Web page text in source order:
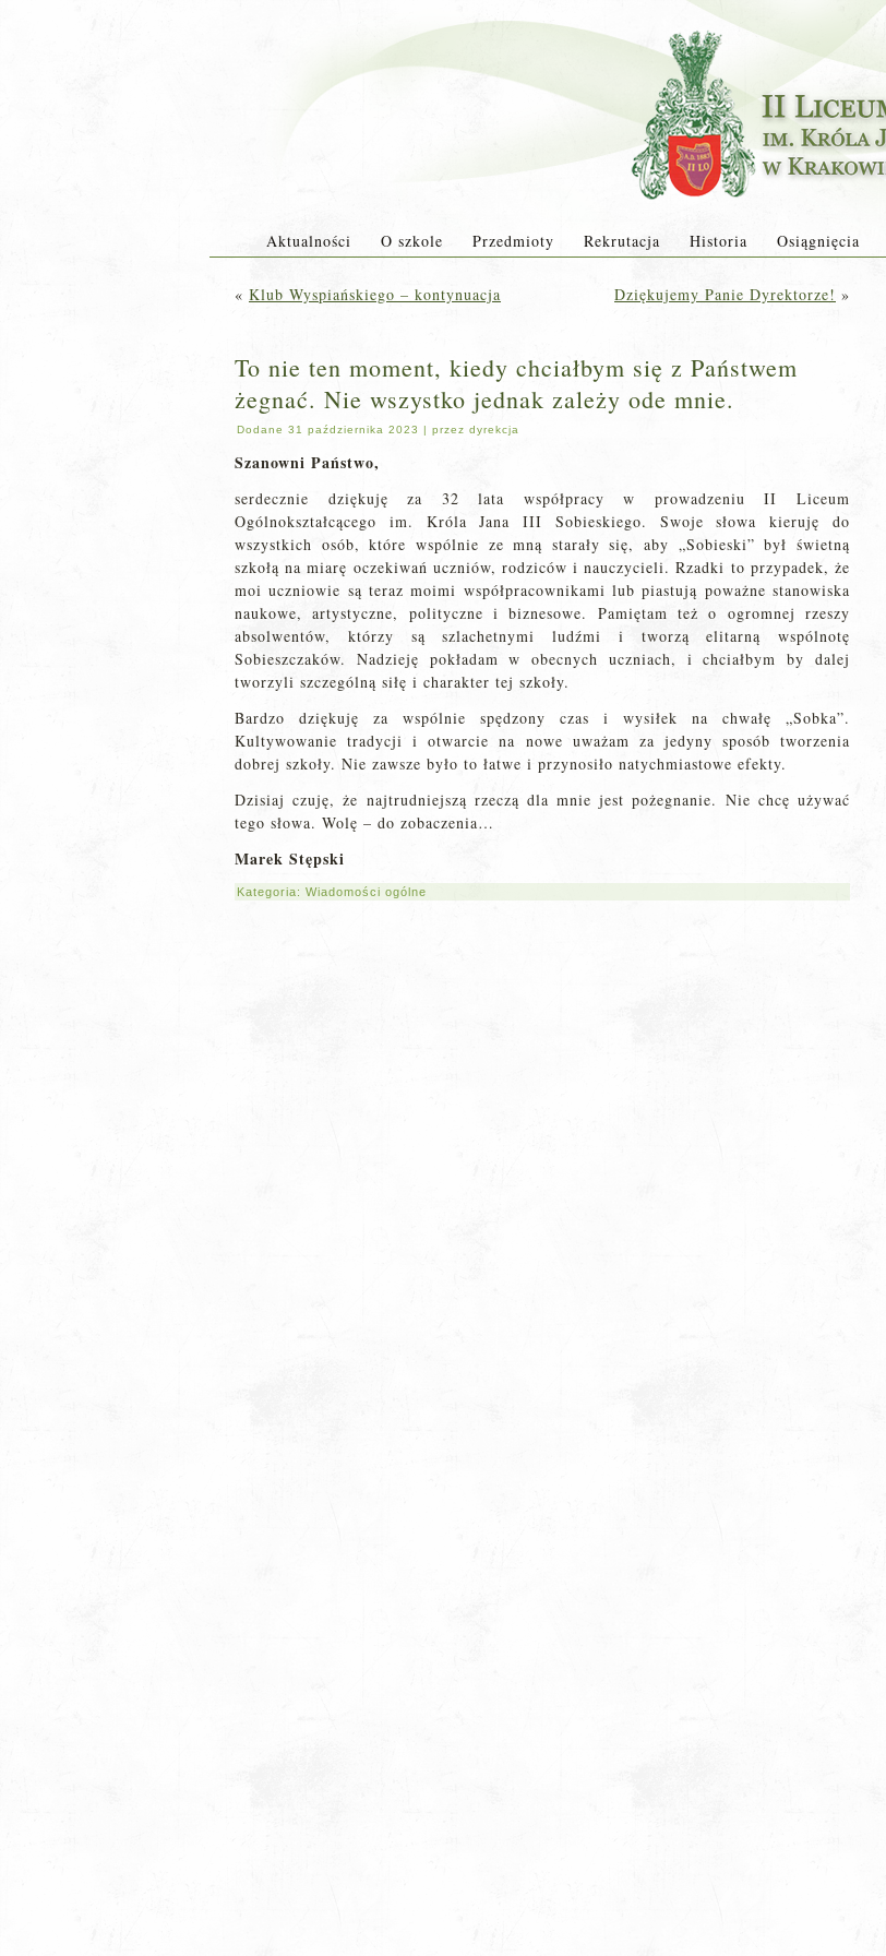
Aktualności O szkole Przedmioty Rekrutacja Historia Osiągnięcia
« Klub Wyspiańskiego – kontynuacja Dziękujemy Panie Dyrektorze! »
To nie ten moment, kiedy chciałbym się z Państwem
żegnać. Nie wszystko jednak zależy ode mnie.
Dodane 31 października 2023 | przez dyrekcja
Szanowni Państwo,
serdecznie dziękuję za 32 lata współpracy w prowadzeniu II Liceum
Ogólnokształcącego im. Króla Jana III Sobieskiego. Swoje słowa kieruję do
wszystkich osób, które wspólnie ze mną starały się, aby „Sobieski” był świetną
szkołą na miarę oczekiwań uczniów, rodziców i nauczycieli. Rzadki to przypadek, że
moi uczniowie są teraz moimi współpracownikami lub piastują poważne stanowiska
naukowe, artystyczne, polityczne i biznesowe. Pamiętam też o ogromnej rzeszy
absolwentów, którzy są szlachetnymi ludźmi i tworzą elitarną wspólnotę
Sobieszczaków. Nadzieję pokładam w obecnych uczniach, i chciałbym by dalej
tworzyli szczególną siłę i charakter tej szkoły.
Bardzo dziękuję za wspólnie spędzony czas i wysiłek na chwałę „Sobka”.
Kultywowanie tradycji i otwarcie na nowe uważam za jedyny sposób tworzenia
dobrej szkoły. Nie zawsze było to łatwe i przynosiło natychmiastowe efekty.
Dzisiaj czuję, że najtrudniejszą rzeczą dla mnie jest pożegnanie. Nie chcę używać
tego słowa. Wolę – do zobaczenia…
Marek Stępski
Kategoria: Wiadomości ogólne